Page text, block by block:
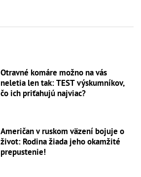
Otravné komáre možno na vás
neletia len tak: TEST výskumníkov,
čo ich priťahujú najviac?
Američan v ruskom väzení bojuje o
život: Rodina žiada jeho okamžité
prepustenie!